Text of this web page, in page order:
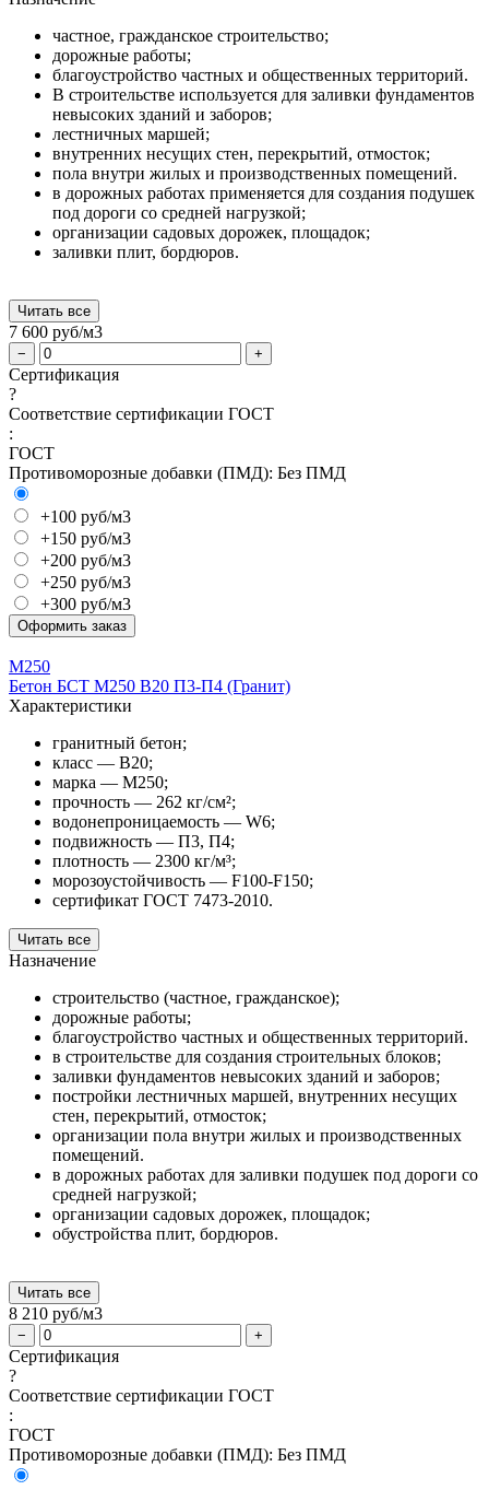
частное, гражданское строительство;
дорожные работы;
благоустройство частных и общественных территорий.
В строительстве используется для заливки фундаментов
невысоких зданий и заборов;
лестничных маршей;
внутренних несущих стен, перекрытий, отмосток;
пола внутри жилых и производственных помещений.
в дорожных работах применяется для создания подушек
под дороги со средней нагрузкой;
организации садовых дорожек, площадок;
заливки плит, бордюров.
Читать все
7 600 руб/м3
− +
Сертификация
?
Соответствие сертификации ГОСТ
:
ГОСТ
Противоморозные добавки (ПМД): Без ПМД
+100 руб/м3
+150 руб/м3
+200 руб/м3
+250 руб/м3
+300 руб/м3
Оформить заказ
М250
Бетон БСТ М250 В20 П3-П4 (Гранит)
Характеристики
гранитный бетон;
класс — В20;
марка — М250;
прочность — 262 кг/см²;
водонепроницаемость — W6;
подвижность — П3, П4;
плотность — 2300 кг/м³;
морозоустойчивость — F100-F150;
сертификат ГОСТ 7473-2010.
Читать все
Назначение
строительство (частное, гражданское);
дорожные работы;
благоустройство частных и общественных территорий.
в строительстве для создания строительных блоков;
заливки фундаментов невысоких зданий и заборов;
постройки лестничных маршей, внутренних несущих
стен, перекрытий, отмосток;
организации пола внутри жилых и производственных
помещений.
в дорожных работах для заливки подушек под дороги со
средней нагрузкой;
организации садовых дорожек, площадок;
обустройства плит, бордюров.
Читать все
8 210 руб/м3
− +
Сертификация
?
Соответствие сертификации ГОСТ
:
ГОСТ
Противоморозные добавки (ПМД): Без ПМД